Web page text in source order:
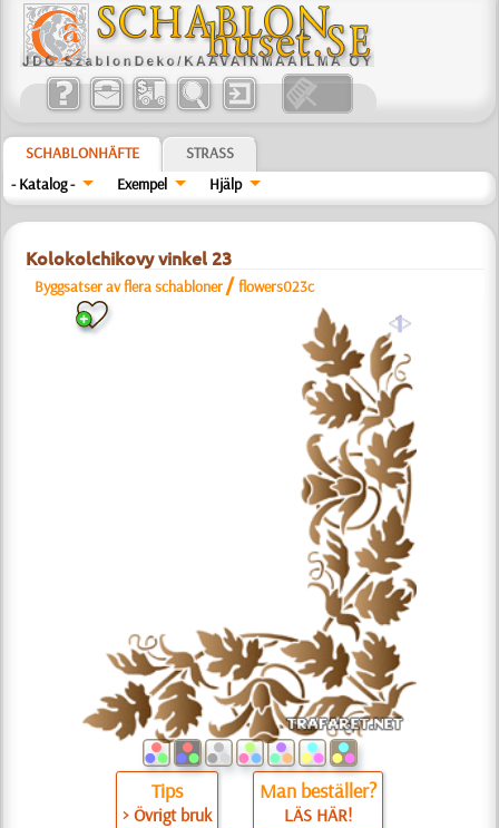
SCHABLONHÄFTE
STRASS
- Katalog -
Exempel Hjälp
Kolokolchikovy vinkel 23
Byggsatser av flera schabloner /flowers023c
a
Tips
> Övrigt bruk
Man beställer?
LÄS HÄR!